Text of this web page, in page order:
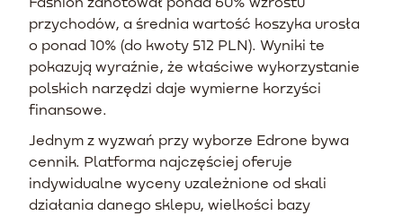
przychodów, a średnia wartość koszyka urosła
o ponad 10% (do kwoty 512 PLN). Wyniki te
pokazują wyraźnie, że właściwe wykorzystanie
polskich narzędzi daje wymierne korzyści
finansowe.
Jednym z wyzwań przy wyborze Edrone bywa
cennik. Platforma najczęściej oferuje
indywidualne wyceny uzależnione od skali
działania danego sklepu, wielkości bazy